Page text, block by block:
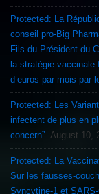
Protected: La
conseil pro-Big
Fils du Président du
la stratégie vaccinale
d’euros par mois par
Protected: Les
infectent de plus en
concern”. August 10,
Protected: La
Sur les fausses-
Syncytine-1 et